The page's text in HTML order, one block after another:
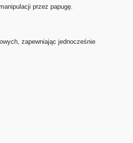
przez papugę.
zapewniając jednocześnie